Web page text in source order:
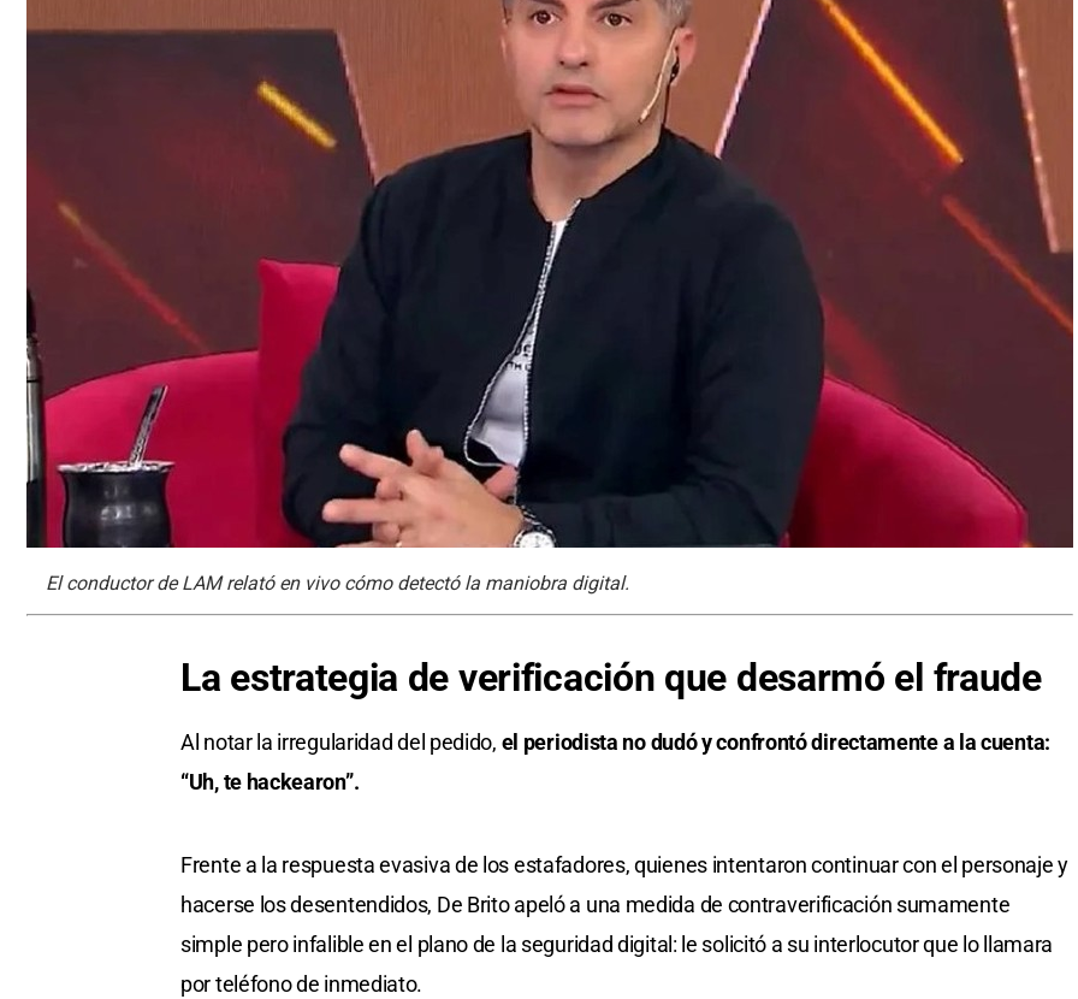
El conductor de LAM relató en vivo cómo detectó la maniobra digital.
La estrategia de verificación que desarmó el fraude
Al notar la irregularidad del pedido, el periodista no dudó y confrontó directamente a la cuenta:
“Uh, te hackearon”.
Frente a la respuesta evasiva de los estafadores, quienes intentaron continuar con el personaje y
hacerse los desentendidos, De Brito apeló a una medida de contraverificación sumamente
simple pero infalible en el plano de la seguridad digital: le solicitó a su interlocutor que lo llamara
por teléfono de inmediato.